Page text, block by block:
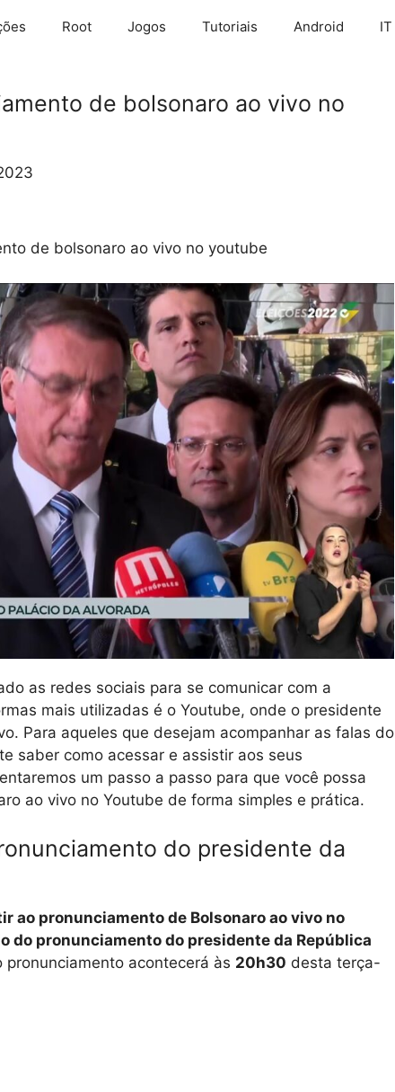
Root Jogos Tutoriais Android IT
de bolsonaro ao vivo no
de bolsonaro ao vivo no youtube
as redes sociais para se comunicar com a
mais utilizadas é o Youtube, onde o presidente
Para aqueles que desejam acompanhar as falas do
saber como acessar e assistir aos seus
um passo a passo para que você possa
ao vivo no Youtube de forma simples e prática.
do presidente da
ao pronunciamento de Bolsonaro ao vivo no
do pronunciamento do presidente da República
acontecerá às 20h30 desta terça-